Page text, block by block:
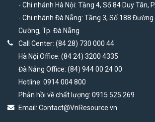
- Chi nhánh Hà Nội: Tầng 4, Số 84 Duy Tân,
- Chi nhánh Đà Nẵng: Tầng 3, Số 188 Đường
Cường, Tp. Đà Nẵng
Call Center: (84 28) 730 000 44
Hà Nội Office: (84 24) 3200 4335
Đà Nẵng Office: (84) 944 00 24 00
Hotline: 0914 004 800
Phản hồi về chất lượng: 0915 525 269
Email: Contact@VnResource.vn